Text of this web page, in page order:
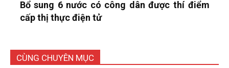
Bổ sung 6 nước có công dân được thí điểm
cấp thị thực điện tử
CÙNG CHUYÊN MỤC